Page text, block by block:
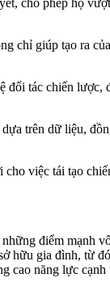
cho phép họ
chỉ giúp tạo ra
tác chiến lược,
trên dữ liệu,
việc tái tạo
điểm mạnh
gia đình, từ
cao năng lực cạnh